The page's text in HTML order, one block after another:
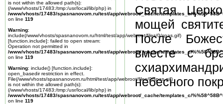
Святая
мощей
После
вместе с
небесного
is not within the allowed path(s):
(/www/vhosts/17483:/tmp:/usr/local/lib/php) in
/www/vhosts/17483/spasnanovom.ru/test/app/webroot/_cache/templates_c/
on line 119
Warning:
include(/www/vhosts/spasnanovom.ru/html/test/app/webroot/files/0/spas.gif)
[function.include]: failed to open stream:
Operation not permitted in
/www/vhosts/17483/spasnanovom.ru/test/app/webroot/_cache/templates_c/
on line 119
Warning: include() [function.include]:
open_basedir restriction in effect.
File(/www/vhosts/spasnanovom.ru/html/test/app/webroot/files/0/spas.gif)
is not within the allowed path(s):
(/www/vhosts/17483:/tmp:/usr/local/lib/php) in
/www/vhosts/17483/spasnanovom.ru/test/app/webroot/_cache/templates_c/
on line 119